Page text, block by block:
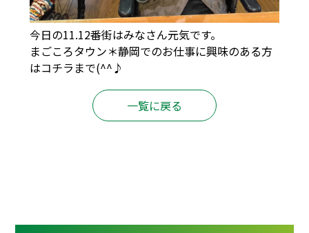
今日の11.12番街はみなさん元気です。
まごころタウン＊静岡でのお仕事に興味のある方
はコチラ まで(^^♪
一覧に戻る